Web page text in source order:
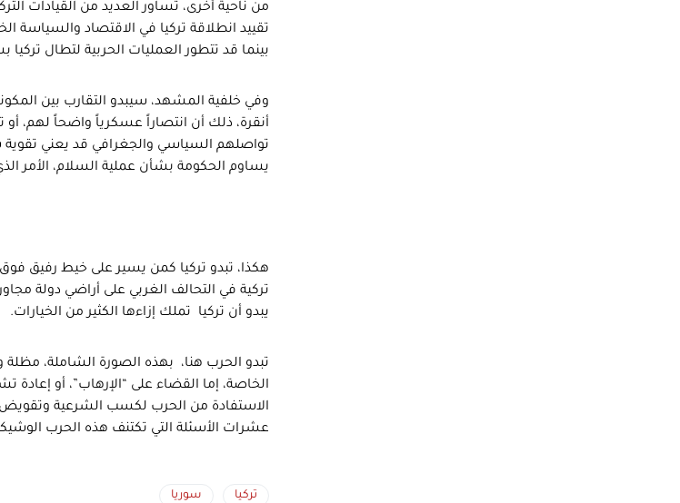
من ناحية أخرى، تساور العديد من القيادات
تقييد انطلاقة تركيا في الاقتصاد والسياسة
بينما قد تتطور العمليات الحربية لتطال
وفي خلفية المشهد، سيبدو التقارب بين
أنقرة، ذلك أن انتصاراً عسكرياً واضحاً لهم،
تواصلهم السياسي والجغرافي قد يعني تقوية
يساوم الحكومة بشأن عملية السلام، الأمر
هكذا، تبدو تركيا كمن يسير على خيط رفيق
تركية في التحالف الغربي على أراضي دولة
يبدو أن تركيا تملك إزاءها الكثير من الخيارات.
تبدو الحرب هنا، بهذه الصورة الشاملة،
الخاصة، إما القضاء على “الإرهاب”، أو
الاستفادة من الحرب لكسب الشرعية وتقويض
عشرات الأسئلة التي تكتنف هذه الحرب
تركيا سوريا